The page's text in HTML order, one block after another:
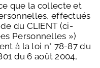
ce que la collecte et
effectués
du CLIENT (ci-
Personnelles »)
à la loi n° 78-87 du
du 6 août 2004,